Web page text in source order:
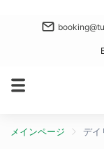
メインページ デイ